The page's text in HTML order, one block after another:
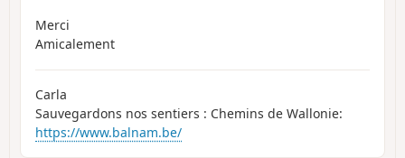
Merci
Amicalement
Carla
Sauvegardons nos sentiers : Chemins de Wallonie:
https://www.balnam.be/